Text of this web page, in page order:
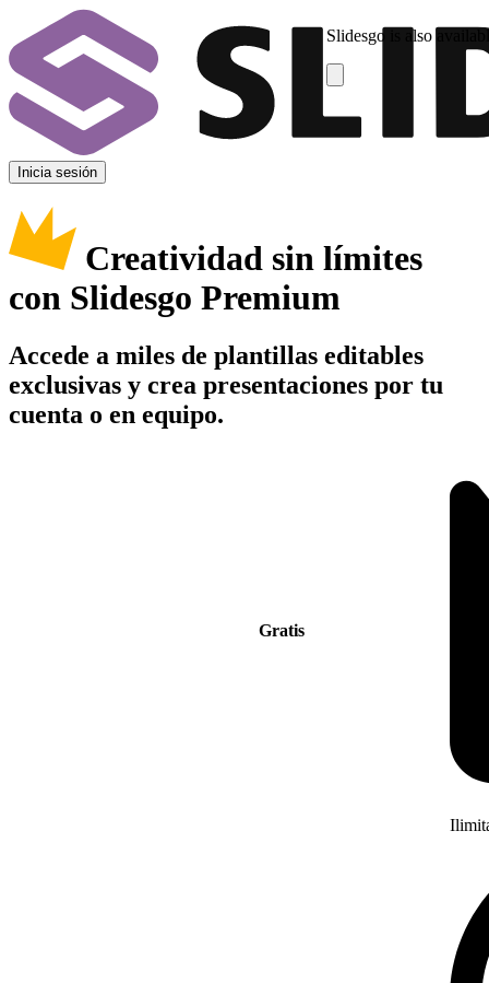
Slidesgo is also
Inicia sesión
Creatividad sin límites
con Slidesgo Premium
Accede a miles de plantillas editables
exclusivas y crea presentaciones por tu
cuenta o en equipo.
Gratis